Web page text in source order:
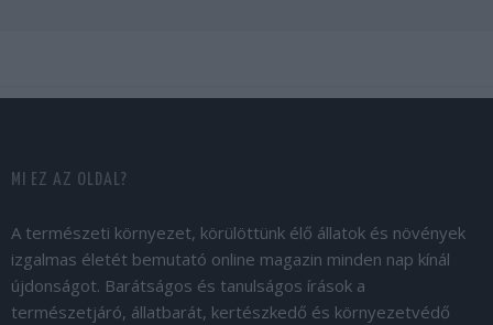
MI EZ AZ OLDAL?
A természeti környezet, körülöttünk élő állatok és növények
izgalmas életét bemutató online magazin minden nap kínál
újdonságot. Barátságos és tanulságos írások a
természetjáró, állatbarát, kertészkedő és környezetvédő